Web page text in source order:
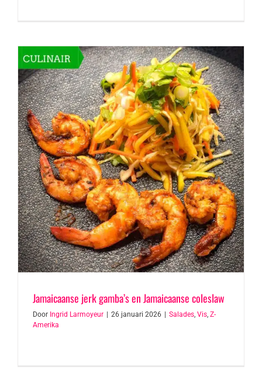
Jamaicaanse jerk gamba’s en Jamaicaanse coleslaw
Door Ingrid Larmoyeur 26 januari 2026 Salades, Vis, Z-
Amerika